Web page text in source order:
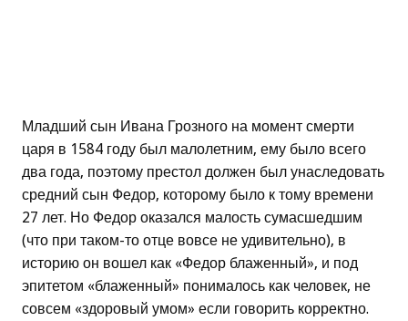
Младший сын Ивана Грозного на момент смерти
царя в 1584 году был малолетним, ему было всего
два года, поэтому престол должен был унаследовать
средний сын Федор, которому было к тому времени
27 лет. Но Федор оказался малость сумасшедшим
(что при таком-то отце вовсе не удивительно), в
историю он вошел как «Федор блаженный», и под
эпитетом «блаженный» понималось как человек, не
совсем «здоровый умом» если говорить корректно.